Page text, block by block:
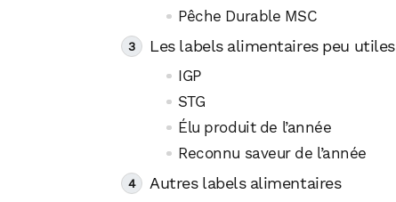
Pêche Durable MSC
Les labels alimentaires peu utiles
IGP
STG
Élu produit de l’année
Reconnu saveur de l’année
Autres labels alimentaires